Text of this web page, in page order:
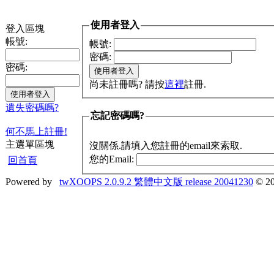
登入區塊
帳號:
密碼:
遺失密碼嗎?
何不馬上註冊!
主選單區塊
回首頁
使用者登入
帳號:
密碼:
尚未註冊嗎? 請按這裡註冊.
忘記密碼嗎?
沒關係.請填入您註冊的email來索取.
您的Email:
Powered by twXOOPS 2.0.9.2 繁體中文版 release 20041230 ©